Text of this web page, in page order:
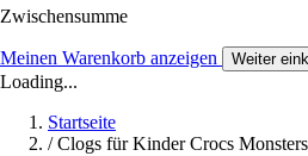
Zwischensumme
Meinen Warenkorb anzeigen Weiter
Loading...
Startseite
/ Clogs für Kinder Crocs